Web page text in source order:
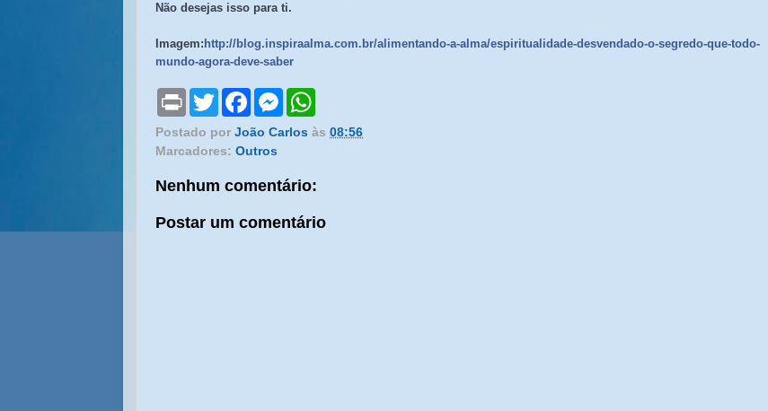
Não desejas isso para ti.
Imagem: http://blog.inspiraalma.com.br/alimentando-a-alma/espiritualidade-desvendado-o-segredo-que-todo-
mundo-agora-deve-saber
P
n
t
T
w
t
t
r
F
e
b
o
k
M
s
g
e
t
p
p
Postado por João Carlos às 08:56
Marcadores: Outros
Nenhum comentário:
Postar um comentário